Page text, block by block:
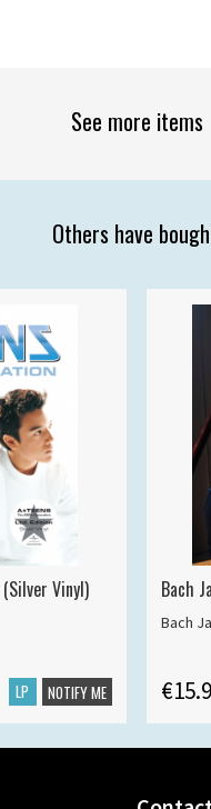
See more items
Others have
Vinyl)
LP NOTIFY ME
Bach
Bach